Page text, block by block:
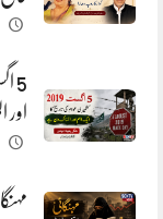
اور